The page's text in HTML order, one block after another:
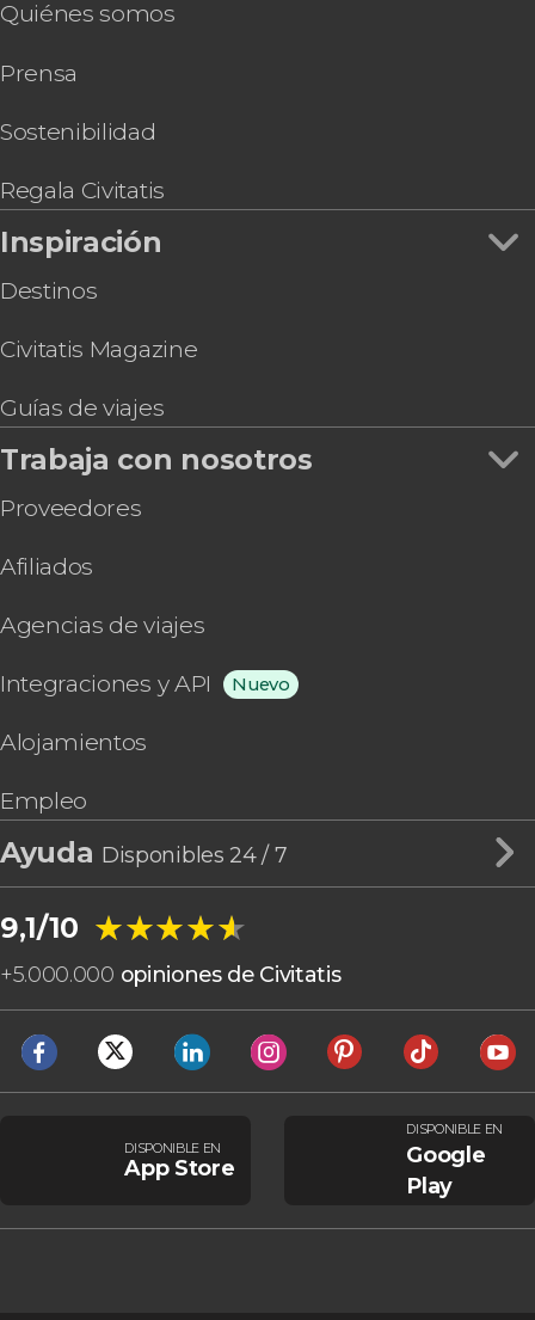
Quiénes somos
Prensa
Sostenibilidad
Regala Civitatis
Inspiración
Destinos
Civitatis Magazine
Guías de viajes
Trabaja con nosotros
Proveedores
Afiliados
Agencias de viajes
Integraciones y API Nuevo
Alojamientos
Empleo
Ayuda Disponibles 24 / 7
9,1/10 ★★★★★
★★★★★
+5.000.000 opiniones de Civitatis
DISPONIBLE EN
App Store
DISPONIBLE EN
Google
Play